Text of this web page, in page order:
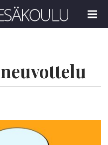
MENU
neuvottelu